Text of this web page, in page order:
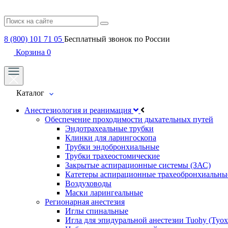
8 (800) 101 71 05 Бесплатный звонок по России
Корзина 0
Каталог
Анестезиология и реанимация
Обеспечение проходимости дыхательных путей
Эндотрахеальные трубки
Клинки для ларингоскопа
Трубки эндобронхиальные
Трубки трахеостомические
Закрытые аспирационные системы (ЗАС)
Катетеры аспирационные
Воздуховоды
Маски ларингеальные
Регионарная анестезия
Иглы спинальные
Игла для эпидуральной анестезии Tuohy